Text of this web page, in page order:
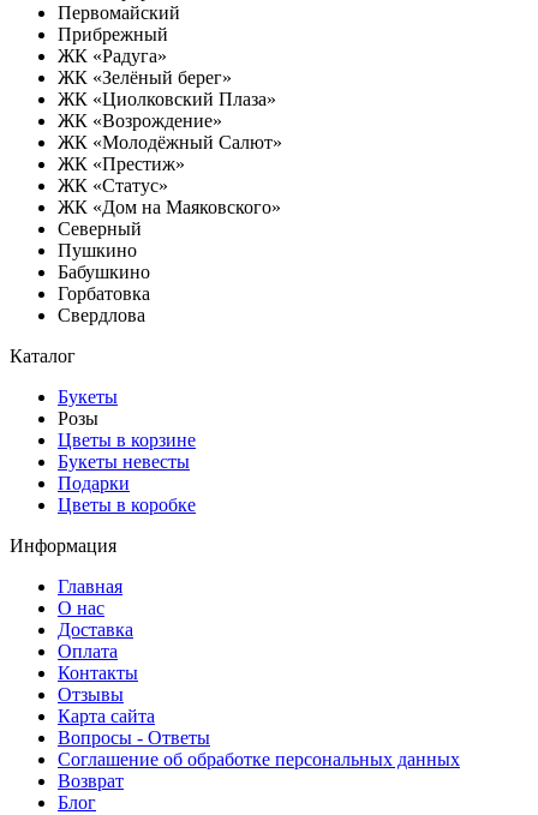
Первомайский
Прибрежный
ЖК «Радуга»
ЖК «Зелёный берег»
ЖК «Циолковский Плаза»
ЖК «Возрождение»
ЖК «Молодёжный Салют»
ЖК «Престиж»
ЖК «Статус»
ЖК «Дом на Маяковского»
Северный
Пушкино
Бабушкино
Горбатовка
Свердлова
Каталог
Букеты
Розы
Цветы в корзине
Букеты невесты
Подарки
Цветы в коробке
Информация
Главная
О нас
Доставка
Оплата
Контакты
Отзывы
Карта сайта
Вопросы - Ответы
Соглашение об обработке персональных данных
Возврат
Блог